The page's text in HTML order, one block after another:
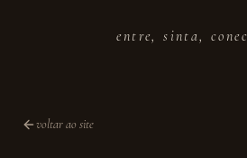
entre, sinta,
voltar ao site